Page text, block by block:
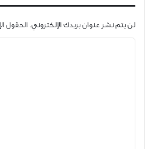
لن يتم نشر عنوان بريدك الإلكتروني. الحقول